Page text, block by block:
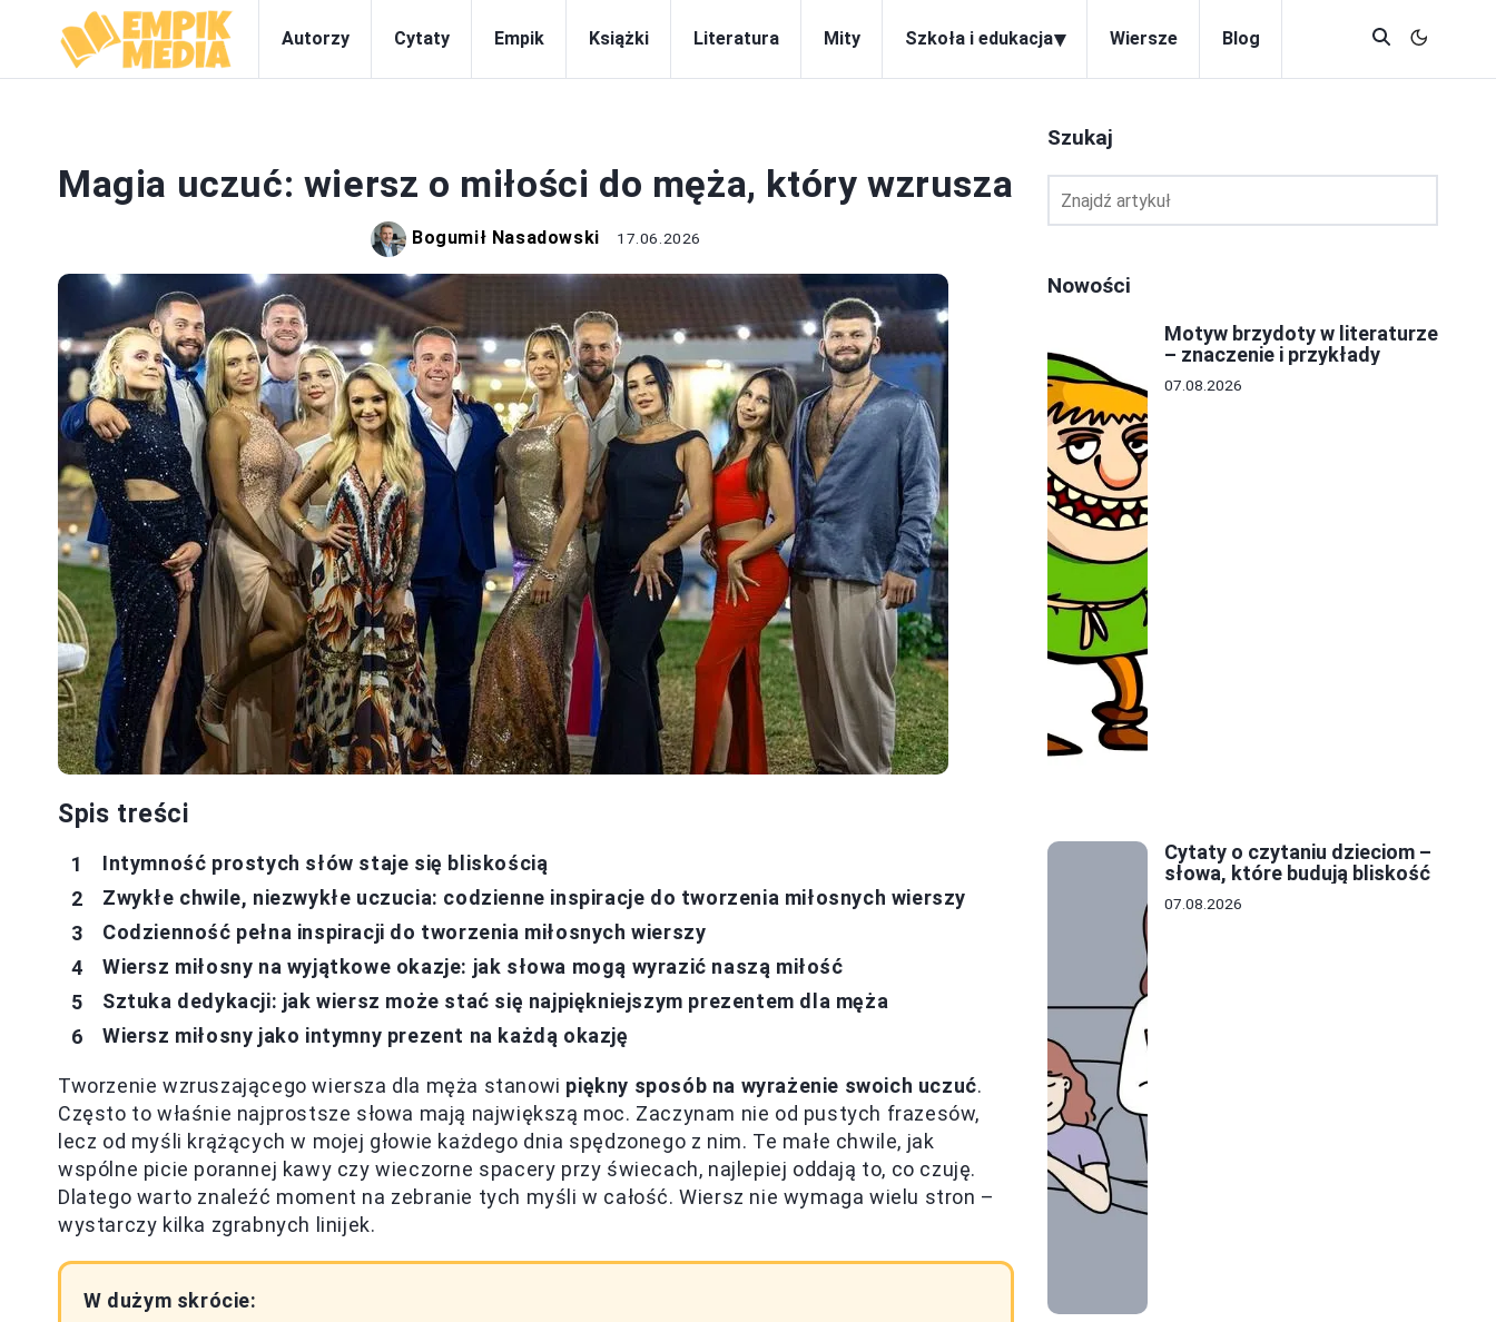
Autorzy Cytaty Empik Książki Literatura Mity Szkoła i edukacja▾ Wiersze Blog
Magia uczuć: wiersz o miłości do męża, który wzrusza
Bogumił Nasadowski 17.06.2026
Spis treści
Intymność prostych słów staje się bliskością
Zwykłe chwile, niezwykłe uczucia: codzienne inspiracje do tworzenia miłosnych wierszy
Codzienność pełna inspiracji do tworzenia miłosnych wierszy
Wiersz miłosny na wyjątkowe okazje: jak słowa mogą wyrazić naszą miłość
Sztuka dedykacji: jak wiersz może stać się najpiękniejszym prezentem dla męża
Wiersz miłosny jako intymny prezent na każdą okazję
Tworzenie wzruszającego wiersza dla męża stanowi piękny sposób na wyrażenie swoich uczuć.
Często to właśnie najprostsze słowa mają największą moc. Zaczynam nie od pustych frazesów,
lecz od myśli krążących w mojej głowie każdego dnia spędzonego z nim. Te małe chwile, jak
wspólne picie porannej kawy czy wieczorne spacery przy świecach, najlepiej oddają to, co czuję.
Dlatego warto znaleźć moment na zebranie tych myśli w całość. Wiersz nie wymaga wielu stron –
wystarczy kilka zgrabnych linijek.
W dużym skrócie:
Szukaj
Nowości
Motyw brzydoty w literaturze
– znaczenie i przykłady
07.08.2026
Cytaty o czytaniu dzieciom –
słowa, które budują bliskość
07.08.2026